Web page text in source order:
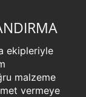
ekipleriyle
malzeme
vermeye